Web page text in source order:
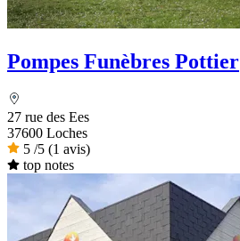
Pompes Funèbres Pottier
27 rue des Ees
37600 Loches
5 /5 (1 avis)
top notes